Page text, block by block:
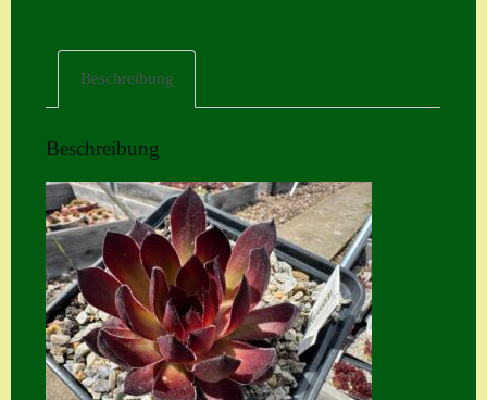
mit Semps
Heuffelii’s
Home
Hostas
Impressum
Kasse
Kontakt
Beschreibung
Beschreibung